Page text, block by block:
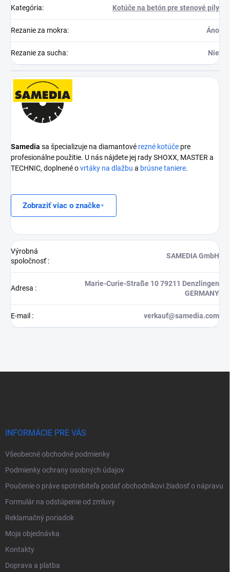
Kategória: Kotúče na betón pre stenové píly
Rezanie za mokra: Áno
Rezanie za sucha: Nie
Samedia sa špecializuje na diamantové rezné kotúče pre
profesionálne použitie. U nás nájdete jej rady SHOXX, MASTER a
TECHNIC, doplnené ovrtáky na dlažbu a brúsne taniere.
Zobraziť viac o značke
Výrobná
spoločnosť:
SAMEDIA GmbH
Adresa :
Marie-Curie-Straße 10 79211 Denzlingen
GERMANY
E-mail : verkauf@samedia.com
INFORMÁCIE PRE VÁS
Všeobecné obchodné podmienky
Podmienky ochrany osobných údajov
Poučenie o práve spotrebiteľa podať obchodníkovi žiadosť o nápravu
Formulár na odstúpenie od zmluvy
Reklamačný poriadok
Moja objednávka
Kontakty
Doprava a platba